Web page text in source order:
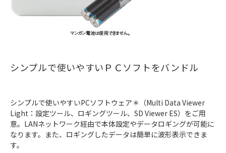
シンプルで使いやすいＰＣソフトをバンドル
シンプルで使いやすいPCソフトウェア＊（Multi Data Viewer
Light：設定ツール、ロギングツール、SD Viewer ES）をご用
意。LANネットワーク経由で本体設定やデータロギングが可能に
なります。また、ロギングしたデータは簡単に波形表示できま
す。